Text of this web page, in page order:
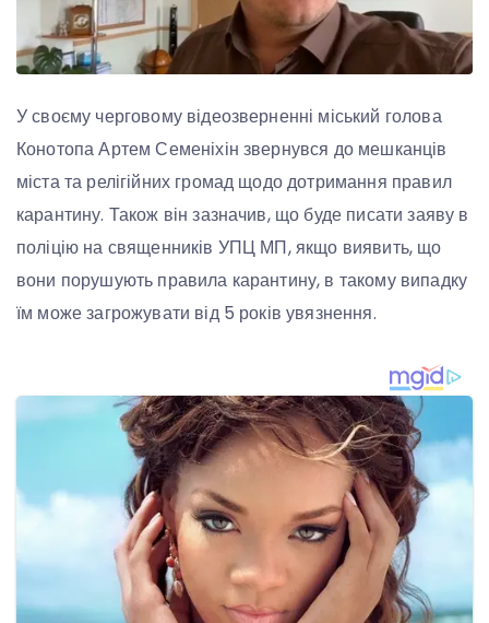
У своєму черговому відеозверненні міський голова
Конотопа Артем Семеніхін звернувся до мешканців
міста та релігійних громад щодо дотримання правил
карантину. Також він зазначив, що буде писати заяву в
поліцію на священників УПЦ МП, якщо виявить, що
вони порушують правила карантину, в такому випадку
їм може загрожувати від 5 років увязнення.